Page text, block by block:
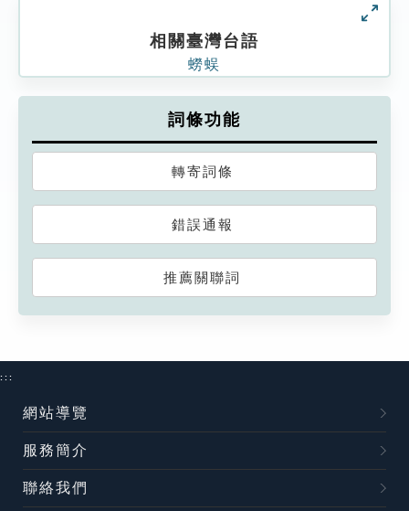
相關臺灣台語
蟧蜈
詞條功能
轉寄詞條
錯誤通報
推薦關聯詞
:::
網站導覽
服務簡介
聯絡我們